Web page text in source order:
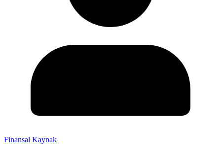
Finansal Kaynak